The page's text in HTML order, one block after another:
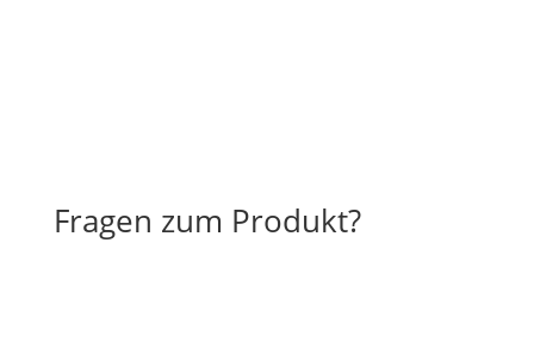
Fragen zum Produkt?